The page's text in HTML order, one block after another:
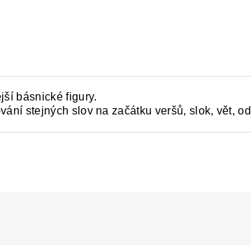
OPAKOVÁNÍ UČIVA ZÁKLADNÍ
básnické figury.
stejných slov na začátku veršů, slok, vět,